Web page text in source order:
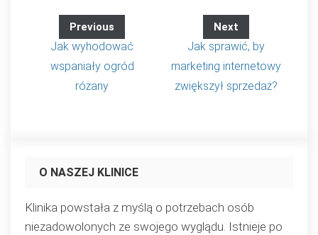
Previous
Jak wyhodować
wspaniały ogród
różany
Next
Jak sprawić, by
marketing internetowy
zwiększył sprzedaż?
O NASZEJ KLINICE
Klinika powstała z myślą o potrzebach osób
niezadowolonych ze swojego wyglądu. Istnieje po